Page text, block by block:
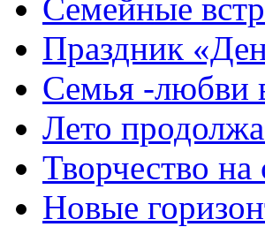
Семейные
Праздник
Семья -любви
Лето
Творчество на
Новые